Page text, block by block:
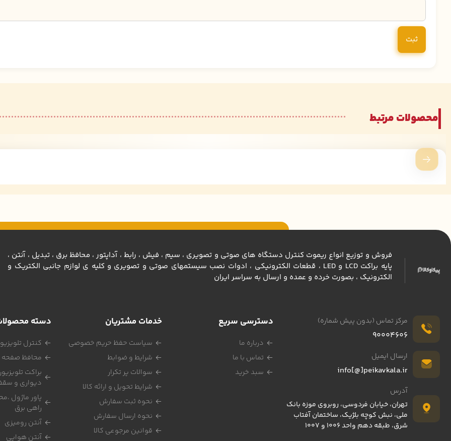
محصولات مرتبط
فروش و توزیع انواع ريموت كنترل دستگاه های صوتی و تصویری ، سيم ، فيش ، رابط ، آداپتور ، محافظ برق ، تبديل ، آنتن ،
پايه براكت LCD و LED ، قطعات الكترونيكي ، ادوات نصب سيستمهاي صوتي و تصويري و كليه ي لوازم جانبي الكتريك و
الكترونيك ، بصورت خرده و عمده و ارسال به سراسر ايران
مرکز تماس (بدون پیش شماره)
90004606
ارسال ایمیل
info[@]peikavkala.ir
آدرس
تهران، خیابان فردوسی، روبروی موزه بانک
ملی، نبش کوچه بلژیک، ساختمان آفتاب
شرق، طبقه دهم واحد 1006 و 1007
دسترسی سریع
درباره ما
تماس با ما
سبد خرید
خدمات مشتریان
سیاست حفظ حریم خصوصی
شرایط و ضوابط
سوالات پر تکرار
شرایط تحویل و ارائه کالا
نحوه ثبت سفارش
نحوه ارسال سفارش
قوانین مرجوعی کالا
دسته
کنترل
محافظ صفحه
براکت
دیواری و
پاور ماژول
راهی برق
آنتن رومیزی
آنتن هوایی